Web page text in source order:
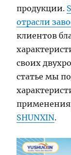
продукции.
отрасли
клиентов
своих
статье мы
применения
SHUNXIN.